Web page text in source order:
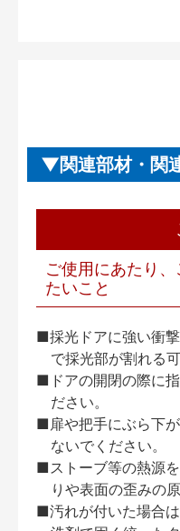
関連部材・関
ご使用にあたり
たいこと
■採光ドアに強い衝
で採光部が割れる
■ドアの開閉の際に
ださい。
■扉や把手にぶら下
ないでください。
■ストーブ等の熱源
りや表面の歪みの
■汚れが付いた場合